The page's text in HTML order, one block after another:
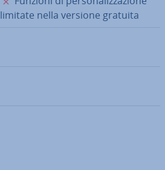
limitate nella versione gratuita